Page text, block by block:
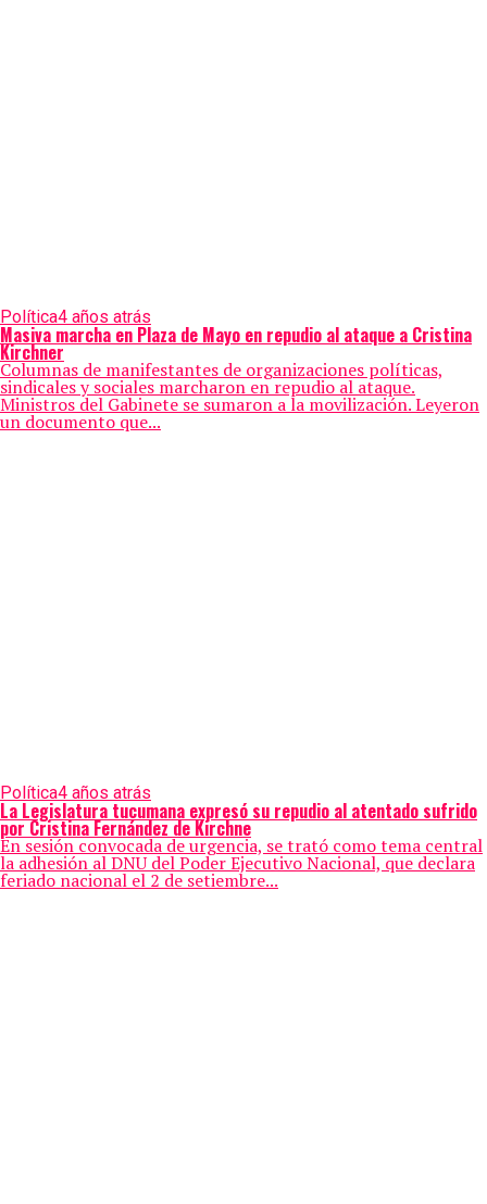
Política4 años atrás
Masiva marcha en Plaza de Mayo en repudio al ataque a Cristina
Kirchner
Columnas de manifestantes de organizaciones políticas,
sindicales y sociales marcharon en repudio al ataque.
Ministros del Gabinete se sumaron a la movilización. Leyeron
un documento que...
Política4 años atrás
La Legislatura tucumana expresó su repudio al atentado sufrido
por Cristina Fernández de Kirchne
En sesión convocada de urgencia, se trató como tema central
la adhesión al DNU del Poder Ejecutivo Nacional, que declara
feriado nacional el 2 de setiembre...